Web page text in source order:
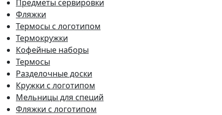
Предметы сервировки
Фляжки
Термосы с логотипом
Термокружки
Кофейные наборы
Термосы
Разделочные доски
Кружки с логотипом
Мельницы для специй
Фляжки с логотипом